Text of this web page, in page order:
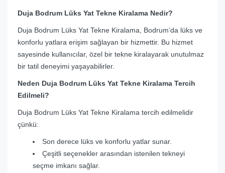
Duja Bodrum Lüks Yat Tekne Kiralama Nedir?
Duja Bodrum Lüks Yat Tekne Kiralama, Bodrum’da lüks ve
konforlu yatlara erişim sağlayan bir hizmettir. Bu hizmet
sayesinde kullanıcılar, özel bir tekne kiralayarak unutulmaz
bir tatil deneyimi yaşayabilirler.
Neden Duja Bodrum Lüks Yat Tekne Kiralama Tercih
Edilmeli?
Duja Bodrum Lüks Yat Tekne Kiralama tercih edilmelidir
çünkü:
Son derece lüks ve konforlu yatlar sunar.
Çeşitli seçenekler arasından istenilen tekneyi
seçme imkanı sağlar.